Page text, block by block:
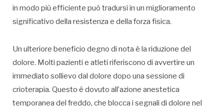
in modo più efficiente può tradursi in un miglioramento
significativo della resistenza e della forza fisica.
Un ulteriore beneficio degno di nota è la riduzione del
dolore. Molti pazienti e atleti riferiscono di avvertire un
immediato sollievo dal dolore dopo una sessione di
crioterapia. Questo è dovuto all’azione anestetica
temporanea del freddo, che blocca i segnali di dolore nel